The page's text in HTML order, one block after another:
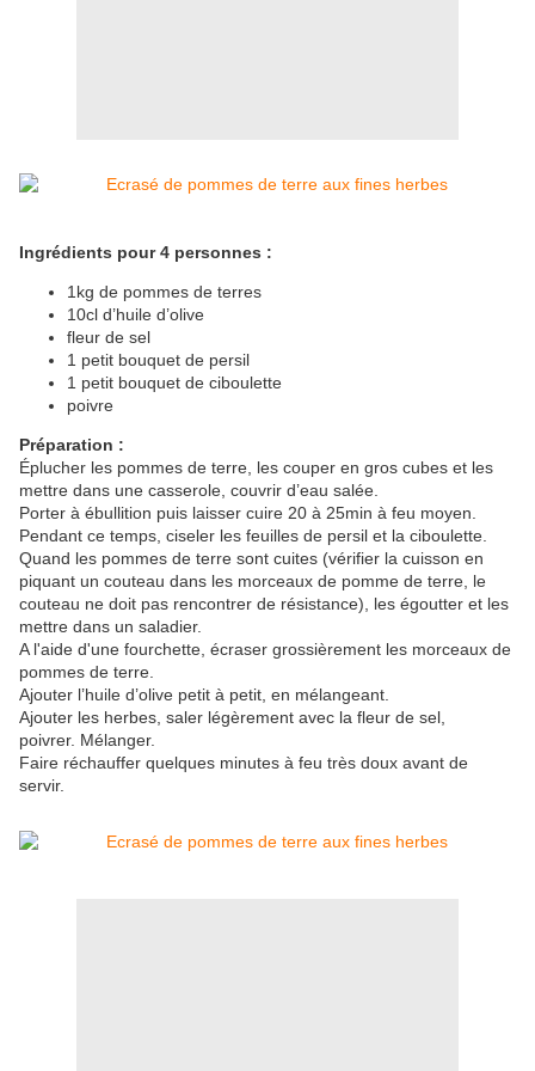
Ingrédients pour 4 personnes :
1kg de pommes de terres
10cl d’huile d’olive
fleur de sel
1 petit bouquet de persil
1 petit bouquet de ciboulette
poivre
Préparation :
Éplucher les pommes de terre, les couper en gros cubes et les
mettre dans une casserole, couvrir d’eau salée.
Porter à ébullition puis laisser cuire 20 à 25min à feu moyen.
Pendant ce temps, ciseler les feuilles de persil et la ciboulette.
Quand les pommes de terre sont cuites (vérifier la cuisson en
piquant un couteau dans les morceaux de pomme de terre, le
couteau ne doit pas rencontrer de résistance), les égoutter et les
mettre dans un saladier.
A l'aide d'une fourchette, écraser grossièrement les morceaux de
pommes de terre.
Ajouter l’huile d’olive petit à petit, en mélangeant.
Ajouter les herbes, saler légèrement avec la fleur de sel,
poivrer. Mélanger.
Faire réchauffer quelques minutes à feu très doux avant de
servir.